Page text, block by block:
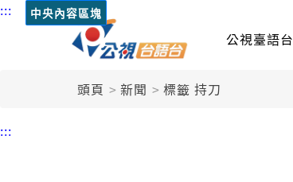
::: 中央內容區塊
公視臺語台
頭頁 新聞 標籤 持刀
:::